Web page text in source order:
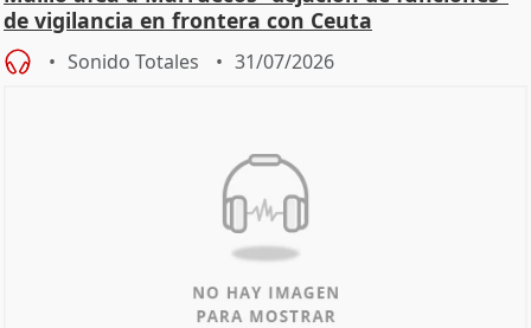
de vigilancia en frontera con Ceuta
Sonido Totales 31/07/2026